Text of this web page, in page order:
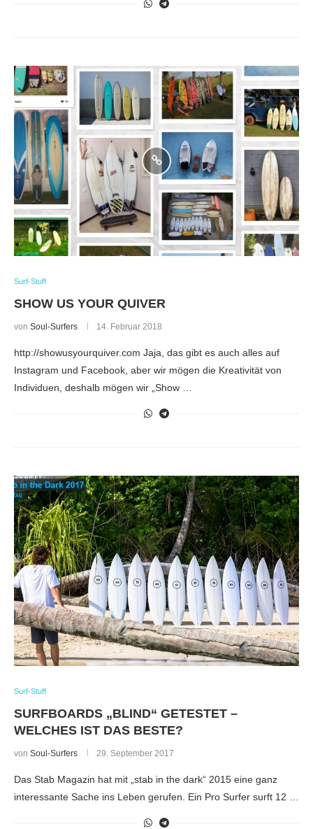
Surf-Stuff
SHOW US YOUR QUIVER
von Soul-Surfers 14. Februar 2018
http://showusyourquiver.com Jaja, das gibt es auch alles auf
Instagram und Facebook, aber wir mögen die Kreativität von
Individuen, deshalb mögen wir „Show …
Surf-Stuff
SURFBOARDS „BLIND“ GETESTET –
WELCHES IST DAS BESTE?
von Soul-Surfers 29. September 2017
Das Stab Magazin hat mit „stab in the dark“ 2015 eine ganz
interessante Sache ins Leben gerufen. Ein Pro Surfer surft 12 …